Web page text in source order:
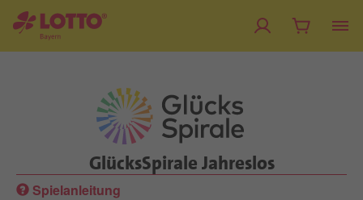
GlücksSpirale Jahreslos
Spielanleitung